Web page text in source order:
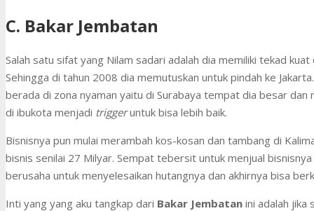
C. Bakar Jembatan
Salah satu sifat yang Nilam sadari adalah dia memiliki tekad
Sehingga di tahun 2008 dia memutuskan untuk pindah ke
berada di zona nyaman yaitu di Surabaya tempat dia besar dan
di ibukota menjadi triggeruntuk bisa lebih baik.
Bisnisnya pun mulai merambah kos-kosan dan tambang di
bisnis senilai 27 Milyar. Sempat tebersit untuk menjual
berusaha untuk menyelesaikan hutangnya dan akhirnya bisa
Inti yang yang aku tangkap dari Bakar Jembatan ini adalah jika